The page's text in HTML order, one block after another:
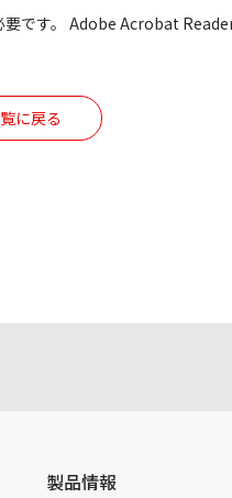
、法律、仕様、住所、
さい。
ます。本サイトに掲載さ
れている取扱説明書の内
です。 Adobe Acrobat
に戻る
製品情報